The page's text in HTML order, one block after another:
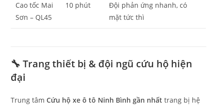
Cao tốc Mai
Sơn – QL45
10 phút
Đội phản ứng nhanh, có
mặt tức thì
🔧 Trang thiết bị & đội ngũ cứu hộ hiện
đại
Trung tâmCứu hộ xe ô tô Ninh Bình gần nhất trang bị hệ